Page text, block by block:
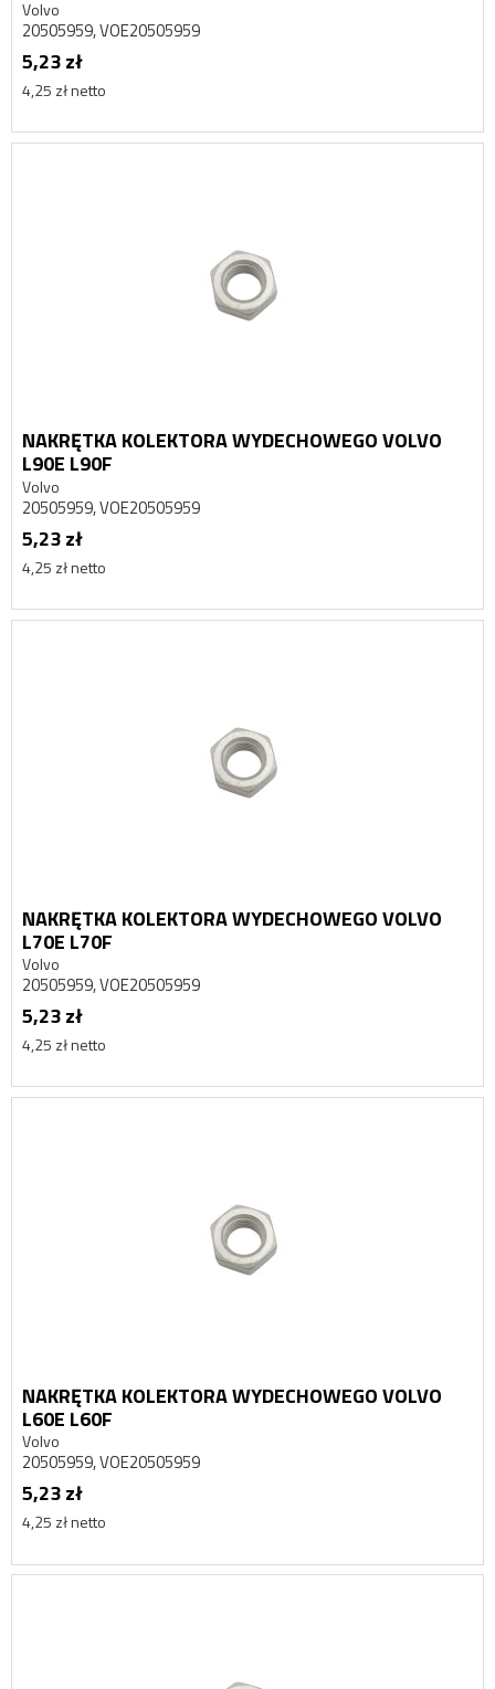
Volvo
20505959, VOE20505959
5,23 zł
4,25 zł netto
NAKRĘTKA KOLEKTORA WYDECHOWEGO VOLVO
L90E L90F
Volvo
20505959, VOE20505959
5,23 zł
4,25 zł netto
NAKRĘTKA KOLEKTORA WYDECHOWEGO VOLVO
L70E L70F
Volvo
20505959, VOE20505959
5,23 zł
4,25 zł netto
NAKRĘTKA KOLEKTORA WYDECHOWEGO VOLVO
L60E L60F
Volvo
20505959, VOE20505959
5,23 zł
4,25 zł netto